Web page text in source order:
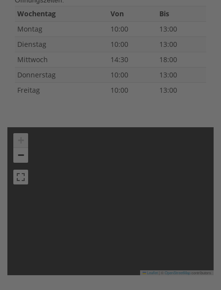
Wochentag Von
Bis
Montag
10:00
13:00
Dienstag
10:00
13:00
Mittwoch
14:30
18:00
Donnerstag
10:00
13:00
Freitag
10:00 13:00
−
Leaflet OpenStreetMapcontributors